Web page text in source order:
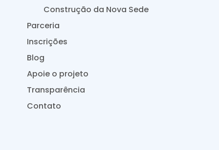
Construção da Nova Sede
Parceria
Inscrições
Blog
Apoie o projeto
Transparência
Contato